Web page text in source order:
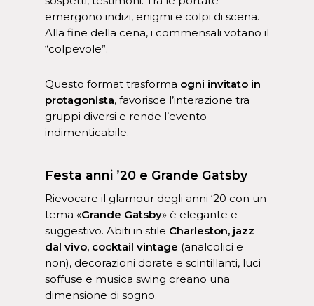
emergono indizi, enigmi e colpi di scena.
Alla fine della cena, i commensali votano il
“colpevole”.
Questo format trasforma ogni invitato in
protagonista, favorisce l’interazione tra
gruppi diversi e rende l’evento
indimenticabile.
Festa anni ’20 e Grande Gatsby
Rievocare il glamour degli anni ‘20 con un
tema «Grande Gatsby» è elegante e
suggestivo. Abiti in stile Charleston, jazz
dal vivo, cocktail vintage (analcolici e
non), decorazioni dorate e scintillanti, luci
soffuse e musica swing creano una
dimensione di sogno.